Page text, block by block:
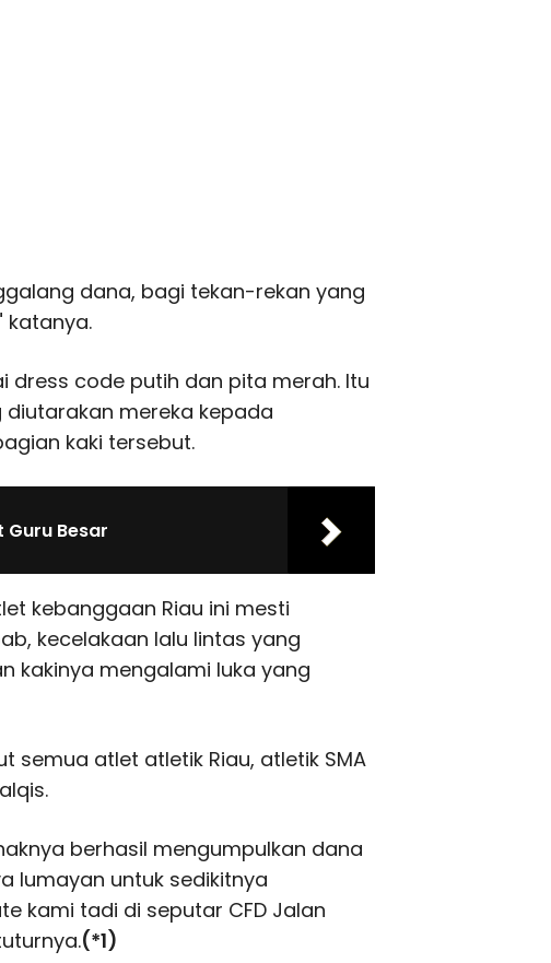
dana, bagi tekan-rekan yang
katanya.
dress code putih dan pita merah. Itu
mereka kepada
kaki tersebut.
Guru Besar
kebanggaan Riau ini mesti
kecelakaan lalu lintas yang
kakinya mengalami luka yang
semua atlet atletik Riau, atletik SMA
berhasil mengumpulkan dana
lumayan untuk sedikitnya
kami tadi di seputar CFD Jalan
(*1)